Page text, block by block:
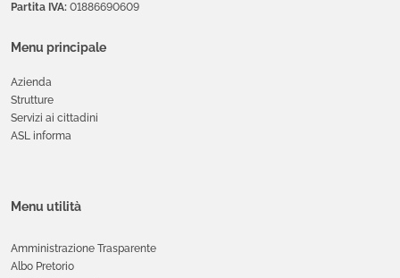
Partita IVA: 01886690609
Menu principale
Azienda
Strutture
Servizi ai cittadini
ASL informa
Menu utilità
Amministrazione Trasparente
Albo Pretorio